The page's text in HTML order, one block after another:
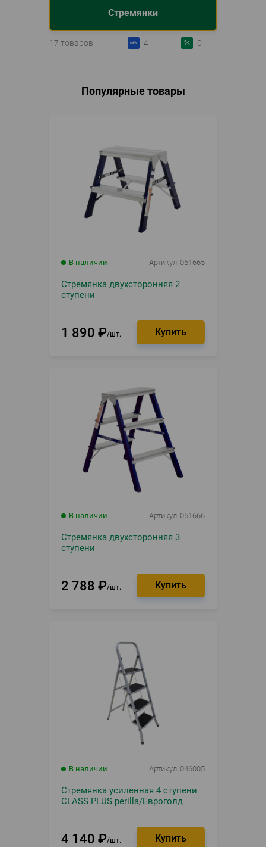
Стремянки
17 товаров 4 0
Популярные товары
В наличии Артикул 051665
Стремянка двухсторонняя 2
ступени
1 890 ₽ шт.
В наличии Артикул 051666
Стремянка двухсторонняя 3
ступени
2 788 ₽ шт.
В наличии Артикул 046005
Стремянка усиленная 4 ступени
CLASS PLUS perilla/Евроголд
4 140 ₽ шт.